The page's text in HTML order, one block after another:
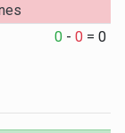
0 -0 =0